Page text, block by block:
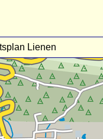
Lienen